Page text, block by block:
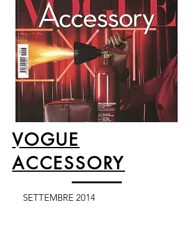
VOGUE
ACCESSORY
SETTEMBRE 2014